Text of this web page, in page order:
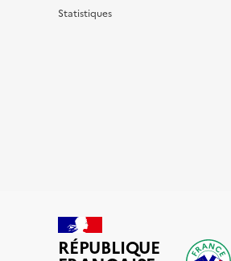
Statistiques
RÉPUBLIQUE